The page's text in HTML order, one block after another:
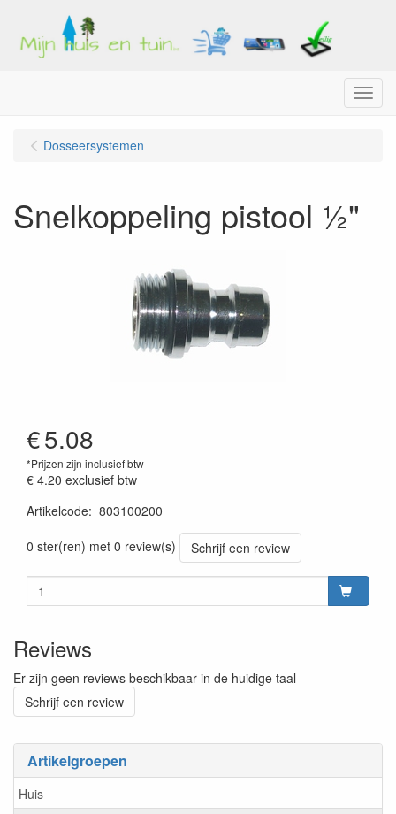
Menu
Artikelgroepen
Huis
Dosseersystemen
Snelkoppeling pistool ½"
€5.08
*Prijzen zijn inclusief btw
€ 4.20 exclusief btw
Artikelcode: 803100200
0 ster(ren) met 0 review(s)
Schrijf een review
Reviews
Er zijn geen reviews beschikbaar in de huidige taal
Schrijf een review